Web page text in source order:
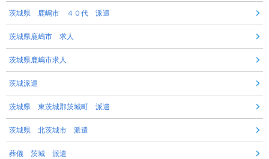
茨城県 鹿嶋市 ４０代 派遣
茨城県鹿嶋市 求人
茨城県鹿嶋市求人
茨城派遣
茨城県 東茨城郡茨城町 派遣
茨城県 北茨城市 派遣
葬儀 茨城 派遣